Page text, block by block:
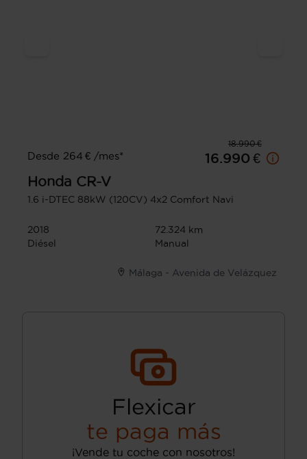
18.990 €
Desde 264 € /mes*
16.990 €
Honda CR-V
1.6 i-DTEC 88kW (120CV) 4x2 Comfort Navi
2018
72.324 km
Diésel
Manual
Málaga - Avenida de Velázquez
Flexicar
te paga más
¡Vende tu coche con nosotros!